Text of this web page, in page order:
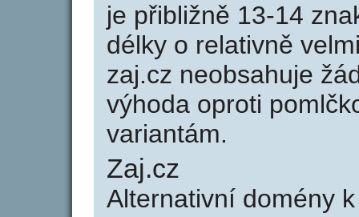
je přibližně 13-14
délky o relativně
zaj.cz neobsahuje
výhoda oproti
variantám.
Zaj.cz
Alternativní domény